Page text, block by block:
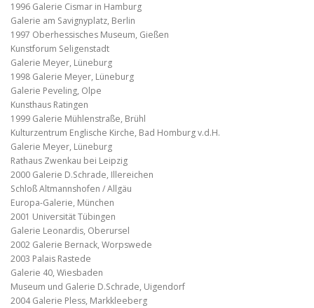
1996 Galerie Cismar in Hamburg
Galerie am Savignyplatz, Berlin
1997 Oberhessisches Museum, Gießen
Kunstforum Seligenstadt
Galerie Meyer, Lüneburg
1998 Galerie Meyer, Lüneburg
Galerie Peveling, Olpe
Kunsthaus Ratingen
1999 Galerie Mühlenstraße, Brühl
Kulturzentrum Englische Kirche, Bad Homburg v.d.H.
Galerie Meyer, Lüneburg
Rathaus Zwenkau bei Leipzig
2000 Galerie D.Schrade, Illereichen
Schloß Altmannshofen / Allgäu
Europa-Galerie, München
2001 Universität Tübingen
Galerie Leonardis, Oberursel
2002 Galerie Bernack, Worpswede
2003 Palais Rastede
Galerie 40, Wiesbaden
Museum und Galerie D.Schrade, Uigendorf
2004 Galerie Pless, Markkleeberg